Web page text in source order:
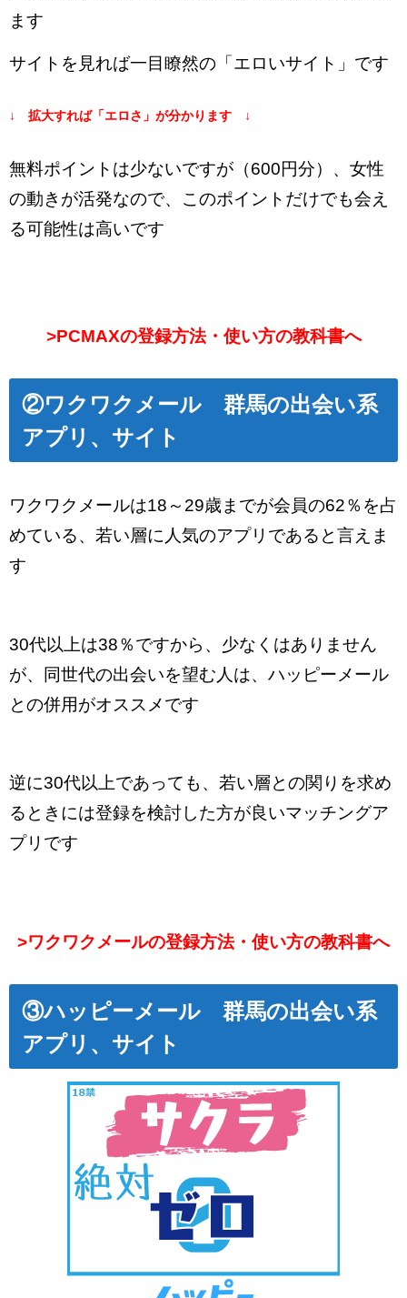
ます
サイトを見れば一目瞭然の「エロいサイト」です
↓ 拡大すれば「エロさ」が分かります ↓
無料ポイントは少ないですが（600円分）、女性
の動きが活発なので、このポイントだけでも会え
る可能性は高いです
>PCMAXの登録方法・使い方の教科書へ
②ワクワクメール 群馬の出会い系
アプリ、サイト
ワクワクメールは18～29歳までが会員の62％を占
めている、若い層に人気のアプリであると言えま
す
30代以上は38％ですから、少なくはありません
が、同世代の出会いを望む人は、ハッピーメール
との併用がオススメです
逆に30代以上であっても、若い層との関りを求め
るときには登録を検討した方が良いマッチングア
プリです
>ワクワクメールの登録方法・使い方の教科書へ
③ハッピーメール 群馬の出会い系
アプリ、サイト